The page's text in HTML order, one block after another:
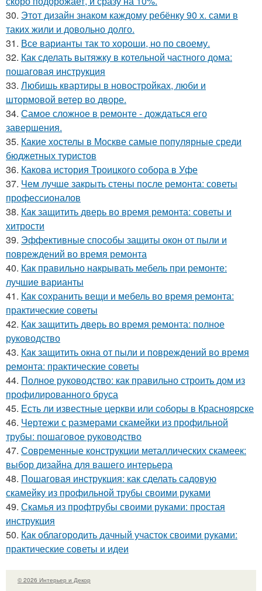
30. Этот дизайн знаком каждому ребёнку 90 х. сами в
таких жили и довольно долго.
31. Все варианты так то хороши, но по своему.
32. Как сделать вытяжку в котельной частного дома:
пошаговая инструкция
33. Любишь квартиры в новостройках, люби и
штормовой ветер во дворе.
34. Самое сложное в ремонте - дождаться его
завершения.
35. Какие хостелы в Москве самые популярные среди
бюджетных туристов
36. Какова история Троицкого собора в Уфе
37. Чем лучше закрыть стены после ремонта: советы
профессионалов
38. Как защитить дверь во время ремонта: советы и
хитрости
39. Эффективные способы защиты окон от пыли и
повреждений во время ремонта
40. Как правильно накрывать мебель при ремонте:
лучшие варианты
41. Как сохранить вещи и мебель во время ремонта:
практические советы
42. Как защитить дверь во время ремонта: полное
руководство
43. Как защитить окна от пыли и повреждений во время
ремонта: практические советы
44. Полное руководство: как правильно строить дом из
профилированного бруса
45. Есть ли известные церкви или соборы в Красноярске
46. Чертежи с размерами скамейки из профильной
трубы: пошаговое руководство
47. Современные конструкции металлических скамеек:
выбор дизайна для вашего интерьера
48. Пошаговая инструкция: как сделать садовую
скамейку из профильной трубы своими руками
49. Скамья из профтрубы своими руками: простая
инструкция
50. Как облагородить дачный участок своими руками:
практические советы и идеи
© 2026 Интерьер и Декор